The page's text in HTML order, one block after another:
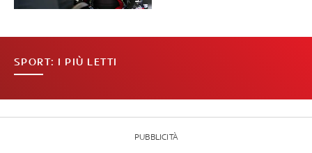
SPORT: I PIÙ LETTI
PUBBLICITÀ